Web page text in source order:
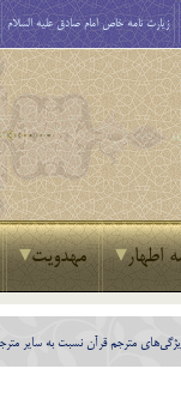
زیارت نامه خاص امام صادق علیه السلام
اطهار مهدویت
مترجم قرآن نسبت به ساير